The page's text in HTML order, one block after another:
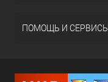
ПОМОЩЬ И СЕРВИСЫ